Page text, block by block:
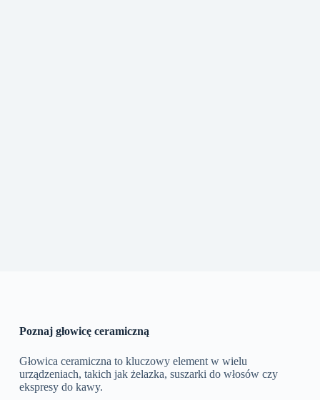
Poznaj głowicę ceramiczną
Głowica ceramiczna to kluczowy element w wielu
urządzeniach, takich jak żelazka, suszarki do włosów czy
ekspresy do kawy.